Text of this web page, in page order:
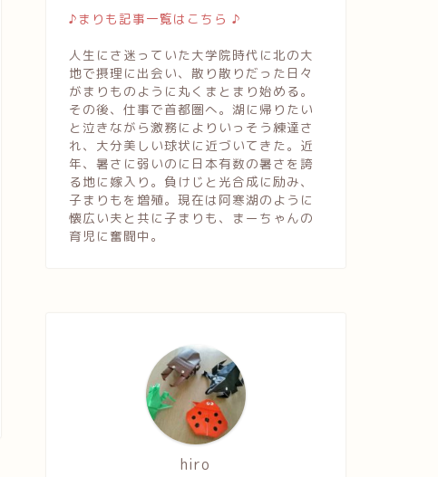
♪まりも記事一覧はこちら ♪
人生にさ迷っていた大学院時代に北の大
地で摂理に出会い、散り散りだった日々
がまりものように丸くまとまり始める。
その後、仕事で首都圏へ。湖に帰りたい
と泣きながら激務によりいっそう練達さ
れ、大分美しい球状に近づいてきた。近
年、暑さに弱いのに日本有数の暑さを誇
る地に嫁入り。負けじと光合成に励み、
子まりもを増殖。現在は阿寒湖のように
懐広い夫と共に子まりも、まーちゃんの
育児に奮闘中。
hiro